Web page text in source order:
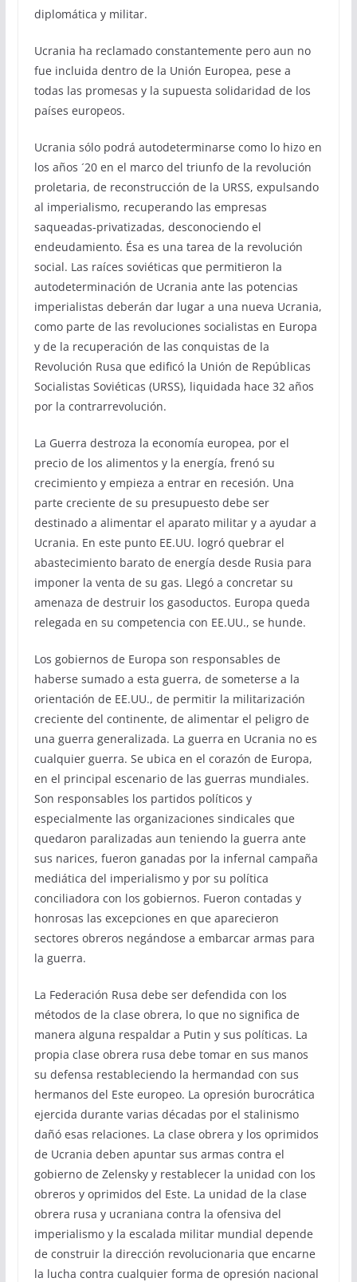
diplomática y militar.
Ucrania ha reclamado constantemente pero aun no
fue incluida dentro de la Unión Europea, pese a
todas las promesas y la supuesta solidaridad de los
países europeos.
Ucrania sólo podrá autodeterminarse como lo hizo en
los años ´20 en el marco del triunfo de la revolución
proletaria, de reconstrucción de la URSS, expulsando
al imperialismo, recuperando las empresas
saqueadas-privatizadas, desconociendo el
endeudamiento. Ésa es una tarea de la revolución
social. Las raíces soviéticas que permitieron la
autodeterminación de Ucrania ante las potencias
imperialistas deberán dar lugar a una nueva Ucrania,
como parte de las revoluciones socialistas en Europa
y de la recuperación de las conquistas de la
Revolución Rusa que edificó la Unión de Repúblicas
Socialistas Soviéticas (URSS), liquidada hace 32 años
por la contrarrevolución.
La Guerra destroza la economía europea, por el
precio de los alimentos y la energía, frenó su
crecimiento y empieza a entrar en recesión. Una
parte creciente de su presupuesto debe ser
destinado a alimentar el aparato militar y a ayudar a
Ucrania. En este punto EE.UU. logró quebrar el
abastecimiento barato de energía desde Rusia para
imponer la venta de su gas. Llegó a concretar su
amenaza de destruir los gasoductos. Europa queda
relegada en su competencia con EE.UU., se hunde.
Los gobiernos de Europa son responsables de
haberse sumado a esta guerra, de someterse a la
orientación de EE.UU., de permitir la militarización
creciente del continente, de alimentar el peligro de
una guerra generalizada. La guerra en Ucrania no es
cualquier guerra. Se ubica en el corazón de Europa,
en el principal escenario de las guerras mundiales.
Son responsables los partidos políticos y
especialmente las organizaciones sindicales que
quedaron paralizadas aun teniendo la guerra ante
sus narices, fueron ganadas por la infernal campaña
mediática del imperialismo y por su política
conciliadora con los gobiernos. Fueron contadas y
honrosas las excepciones en que aparecieron
sectores obreros negándose a embarcar armas para
la guerra.
La Federación Rusa debe ser defendida con los
métodos de la clase obrera, lo que no significa de
manera alguna respaldar a Putin y sus políticas. La
propia clase obrera rusa debe tomar en sus manos
su defensa restableciendo la hermandad con sus
hermanos del Este europeo. La opresión burocrática
ejercida durante varias décadas por el stalinismo
dañó esas relaciones. La clase obrera y los oprimidos
de Ucrania deben apuntar sus armas contra el
gobierno de Zelensky y restablecer la unidad con los
obreros y oprimidos del Este. La unidad de la clase
obrera rusa y ucraniana contra la ofensiva del
imperialismo y la escalada militar mundial depende
de construir la dirección revolucionaria que encarne
la lucha contra cualquier forma de opresión nacional